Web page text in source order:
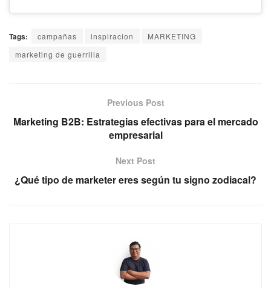
Tags: campañas inspiracion
MARKETING
marketing de guerrilla
Previous Post
Marketing B2B: Estrategias efectivas para el mercado
empresarial
Next Post
¿Qué tipo de marketer eres según tu signo zodiacal?